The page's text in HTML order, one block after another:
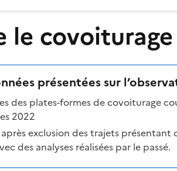
le
présentées sur
des plates-formes de covoiturage
2022
exclusion des trajets
des analyses réalisées par le passé.